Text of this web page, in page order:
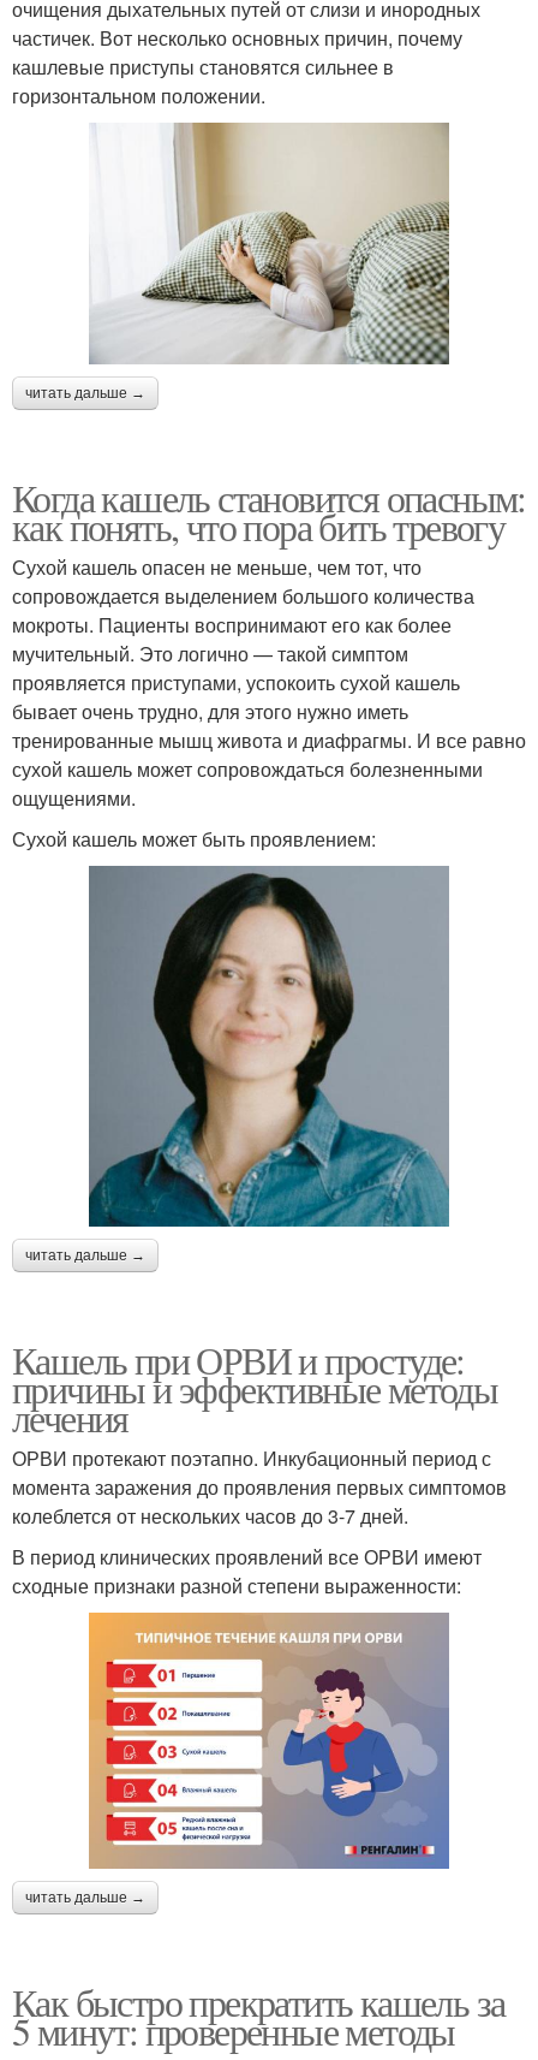
очищения дыхательных путей от слизи и инородных
частичек. Вот несколько основных причин, почему
кашлевые приступы становятся сильнее в
горизонтальном положении.
читать дальше →
Когда кашель становится опасным:
как понять, что пора бить тревогу
Сухой кашель опасен не меньше, чем тот, что
сопровождается выделением большого количества
мокроты. Пациенты воспринимают его как более
мучительный. Это логично — такой симптом
проявляется приступами, успокоить сухой кашель
бывает очень трудно, для этого нужно иметь
тренированные мышц живота и диафрагмы. И все равно
сухой кашель может сопровождаться болезненными
ощущениями.
Сухой кашель может быть проявлением:
читать дальше →
Кашель при ОРВИ и простуде:
причины и эффективные методы
лечения
ОРВИ протекают поэтапно. Инкубационный период с
момента заражения до проявления первых симптомов
колеблется от нескольких часов до 3-7 дней.
В период клинических проявлений все ОРВИ имеют
сходные признаки разной степени выраженности:
читать дальше →
Как быстро прекратить кашель за
5 минут: проверенные методы